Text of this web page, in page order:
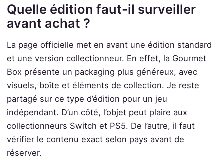
Quelle édition faut-il surveiller
avant achat ?
La page officielle met en avant une édition standard
et une version collectionneur. En effet, la Gourmet
Box présente un packaging plus généreux, avec
visuels, boîte et éléments de collection. Je reste
partagé sur ce type d’édition pour un jeu
indépendant. D’un côté, l’objet peut plaire aux
collectionneurs Switch et PS5. De l’autre, il faut
vérifier le contenu exact selon pays avant de
réserver.